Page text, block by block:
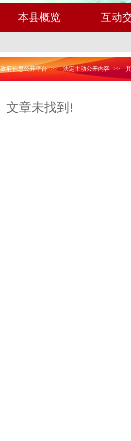
本县概览 互动
政府信息公开平台 >> 法定主动公开内容 >>
文章未找到!